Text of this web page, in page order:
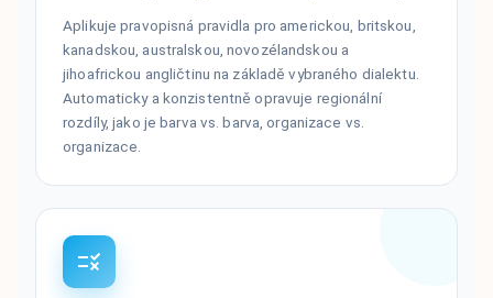
Aplikuje pravopisná pravidla pro americkou, britskou,
kanadskou, australskou, novozélandskou a
jihoafrickou angličtinu na základě vybraného dialektu.
Automaticky a konzistentně opravuje regionální
rozdíly, jako je barva vs. barva, organizace vs.
organizace.